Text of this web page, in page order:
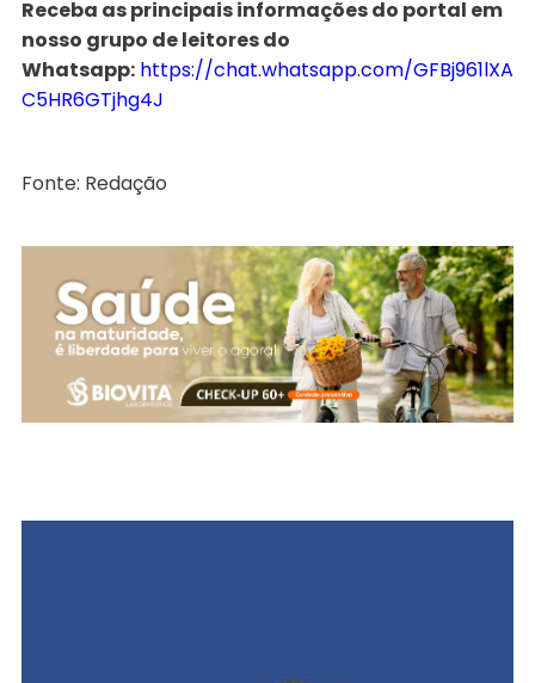
Receba as principais informações do portal em
nosso grupo de leitores do
Whatsapp: https://chat.whatsapp.com/GFBj961lXA
C5HR6GTjhg4J
Fonte: Redação